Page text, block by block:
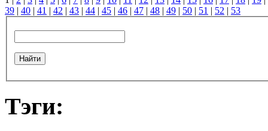
39 | 40 | 41 | 42 | 43 | 44 | 45 | 46 | 47 | 48 | 49 | 50 | 51 | 52 | 53
Тэги: